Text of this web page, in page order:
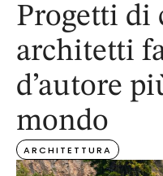
Progetti di
architetti
d’autore
mondo
ARCHITETTURA